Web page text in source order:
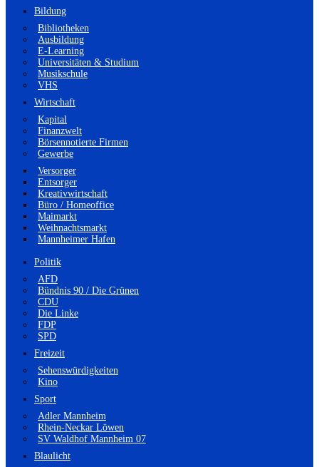
Bildung
Bibliotheken
Ausbildung
E-Learning
Universitäten & Studium
Musikschule
VHS
Wirtschaft
Kapital
Finanzwelt
Börsennotierte Firmen
Gewerbe
Versorger
Entsorger
Kreativwirtschaft
Büro / Homeoffice
Maimarkt
Weihnachtsmarkt
Mannheimer Hafen
Politik
AFD
Bündnis 90 / Die Grünen
CDU
Die Linke
FDP
SPD
Freizeit
Sehenswürdigkeiten
Kino
Sport
Adler Mannheim
Rhein-Neckar Löwen
SV Waldhof Mannheim 07
Blaulicht